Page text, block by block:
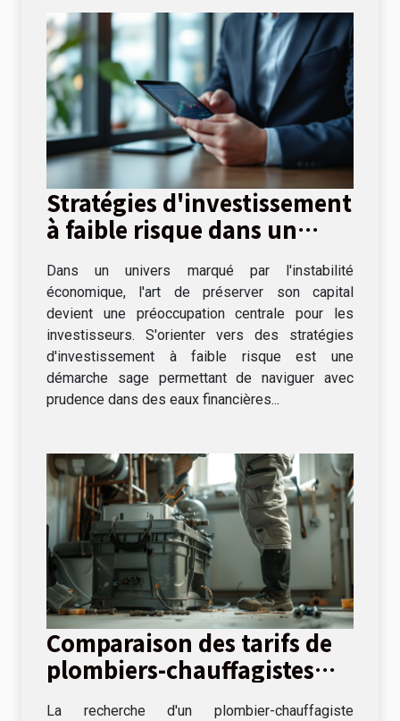
Stratégies d'investissement
à faible risque dans un
incertain
Dans un univers marqué par l'instabilité
économique, l'art de préserver son capital
devient une préoccupation centrale pour les
investisseurs. S'orienter vers des stratégies
d'investissement à faible risque est une
démarche sage permettant de naviguer avec
prudence dans des eaux financières...
Comparaison des tarifs de
plombiers-chauffagistes
dans votre région
La recherche d'un plombier-chauffagiste